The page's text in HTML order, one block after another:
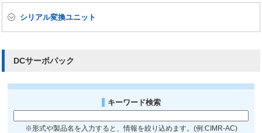
シリアル変換ユニット
DCサーボパック
キーワード検索
※形式や製品名を入力すると、情報を絞り込めます。(例:CIMR-AC)